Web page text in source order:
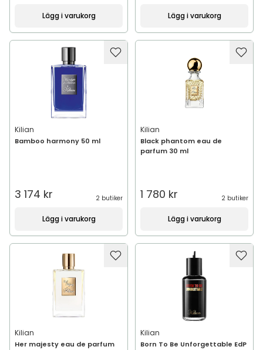
Lägg i varukorg Lägg i varukorg
Kilian
Bamboo harmony 50 ml
3 174 kr 2 butiker
Lägg i varukorg
Kilian
Black phantom eau de
parfum 30 ml
1 780 kr 2 butiker
Lägg i varukorg
Kilian
Her majesty eau de parfum
Kilian
Born To Be Unforgettable EdP